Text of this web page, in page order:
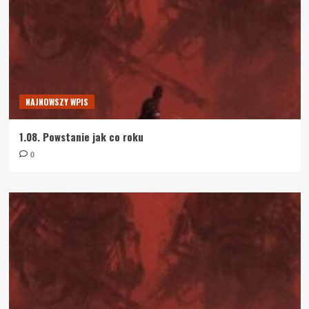
NAJNOWSZY WPIS
1.08. Powstanie jak co roku
0